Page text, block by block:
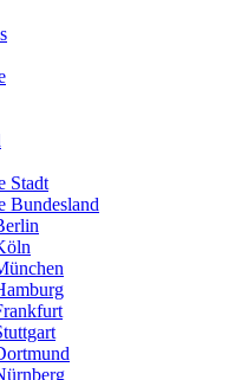
Stadt
Bundesland